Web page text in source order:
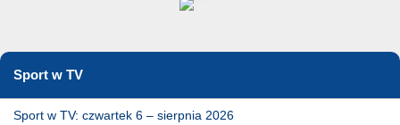
Sport w TV
Sport w TV: czwartek 6 – sierpnia 2026